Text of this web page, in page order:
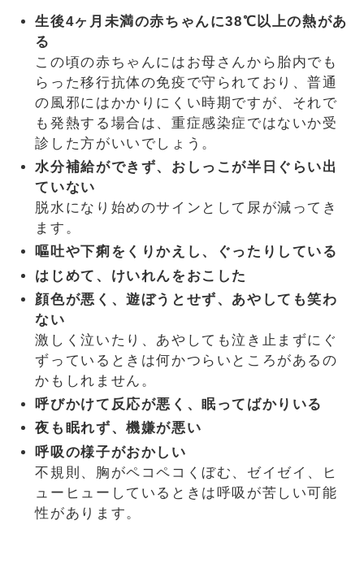
生後4ヶ月未満の赤ちゃんに38℃以上の熱があ
る
この頃の赤ちゃんにはお母さんから胎内でも
らった移行抗体の免疫で守られており、普通
の風邪にはかかりにくい時期ですが、それで
も発熱する場合は、重症感染症ではないか受
診した方がいいでしょう。
水分補給ができず、おしっこが半日ぐらい出
ていない
脱水になり始めのサインとして尿が減ってき
ます。
嘔吐や下痢をくりかえし、ぐったりしている
はじめて、けいれんをおこした
顔色が悪く、遊ぼうとせず、あやしても笑わ
ない
激しく泣いたり、あやしても泣き止まずにぐ
ずっているときは何かつらいところがあるの
かもしれません。
呼びかけて反応が悪く、眠ってばかりいる
夜も眠れず、機嫌が悪い
呼吸の様子がおかしい
不規則、胸がペコペコくぼむ、ゼイゼイ、ヒ
ューヒューしているときは呼吸が苦しい可能
性があります。